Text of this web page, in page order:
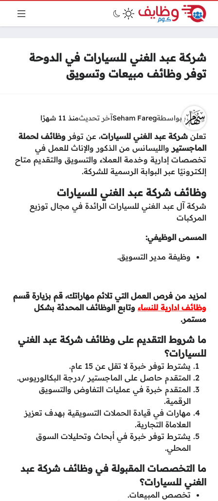
شركة عبد الغني للسيارات في الدوحة
توفر وظائف مبيعات وتسويق
بواسطةSeham Faregآخر تحديثمنذ 11 شهرًا
تعلن شركة عبد الغني للسيارات، عن توفر وظائف لحملة
الماجستير والليسانس من الذكور والإناث للعمل في
تخصصات إدارية وخدمة العملاء والتسويق والتقديم متاح
إلكترونيًا عبر البوابة الرسمية للشركة.
وظائف شركة عبد الغني للسيارات
شركة آل عبد الغني للسيارات الرائدة في مجال توزيع
المركبات
المسمى الوظيفي:
وظيفة مدير التسويق.
لمزيد من فرص العمل التي تلائم مهاراتك، قم بزيارة قسم
وظائف ادارية للنساء وتابع الوظائف المحدثة بشكل
مستمر.
ما شروط التقديم على وظائف شركة عبد الغني
للسيارات؟
يشترط توفر خبرة لا تقل عن 15 عام.
المتقدم حاصل على الماجستير /درجة البكالوريوس.
المتقدم خبرة في عمليات التفاوض والتسويق
الرقمية.
مهارات في قيادة الحملات التسويقية بهدف تعزيز
العلاماة التجارية.
يشترط توفر خبرة في أبحاث وتحليلات السوق
المحلي.
ما التخصصات المقبولة في وظائف شركة عبد
الغني للسيارات؟
تخصص المبيعات.